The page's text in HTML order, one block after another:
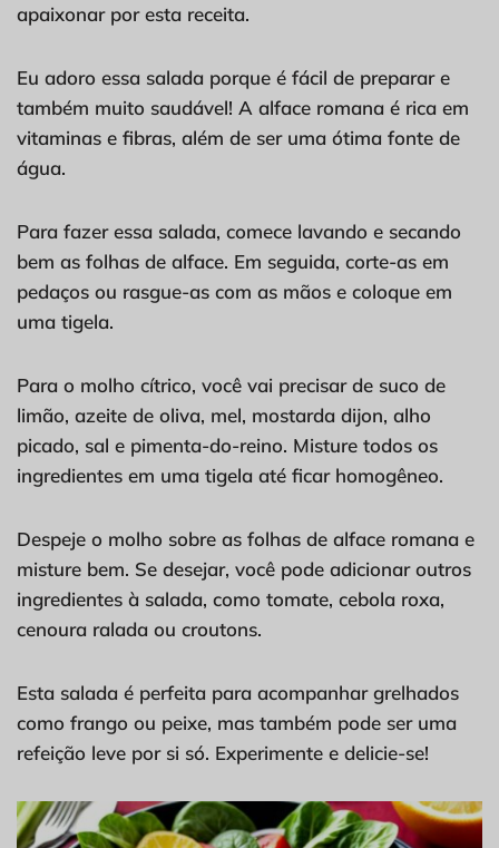
apaixonar por esta receita.
Eu adoro essa salada porque é fácil de preparar e
também muito saudável! A alface romana é rica em
vitaminas e fibras, além de ser uma ótima fonte de
água.
Para fazer essa salada, comece lavando e secando
bem as folhas de alface. Em seguida, corte-as em
pedaços ou rasgue-as com as mãos e coloque em
uma tigela.
Para o molho cítrico, você vai precisar de suco de
limão, azeite de oliva, mel, mostarda dijon, alho
picado, sal e pimenta-do-reino. Misture todos os
ingredientes em uma tigela até ficar homogêneo.
Despeje o molho sobre as folhas de alface romana e
misture bem. Se desejar, você pode adicionar outros
ingredientes à salada, como tomate, cebola roxa,
cenoura ralada ou croutons.
Esta salada é perfeita para acompanhar grelhados
como frango ou peixe, mas também pode ser uma
refeição leve por si só. Experimente e delicie-se!